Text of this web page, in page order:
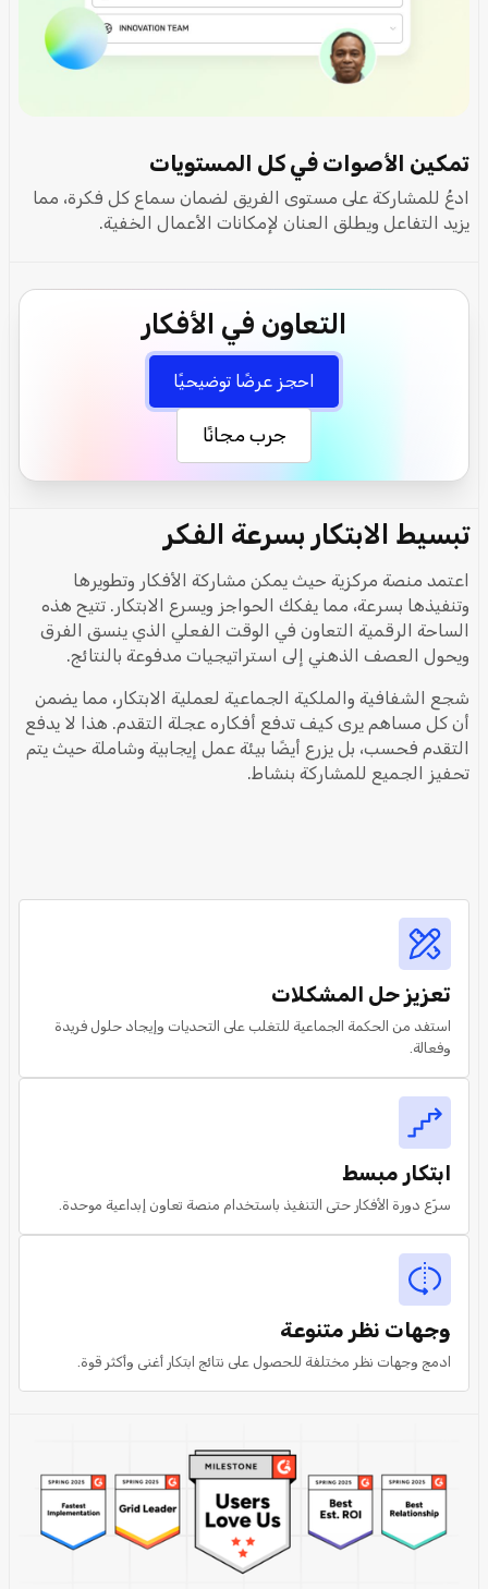
تمكين الأصوات في كل المستويات
ادعُ للمشاركة على مستوى الفريق لضمان سماع كل فكرة، مما
يزيد التفاعل ويطلق العنان لإمكانات الأعمال الخفية.
التعاون في الأفكار
احجز عرضًا توضيحيًا
جرب مجانًا
تبسيط الابتكار بسرعة الفكر
اعتمد منصة مركزية حيث يمكن مشاركة الأفكار وتطويرها
وتنفيذها بسرعة، مما يفكك الحواجز ويسرع الابتكار. تتيح هذه
الساحة الرقمية التعاون في الوقت الفعلي الذي ينسق الفرق
ويحول العصف الذهني إلى استراتيجيات مدفوعة بالنتائج.
شجع الشفافية والملكية الجماعية لعملية الابتكار، مما يضمن
أن كل مساهم يرى كيف تدفع أفكاره عجلة التقدم. هذا لا يدفع
التقدم فحسب، بل يزرع أيضًا بيئة عمل إيجابية وشاملة حيث يتم
تحفيز الجميع للمشاركة بنشاط.
تعزيز حل المشكلات
استفد من الحكمة الجماعية للتغلب على التحديات وإيجاد حلول فريدة
وفعالة.
ابتكار مبسط
سرّع دورة الأفكار حتى التنفيذ باستخدام منصة تعاون إبداعية موحدة.
وجهات نظر متنوعة
ادمج وجهات نظر مختلفة للحصول على نتائج ابتكار أغنى وأكثر قوة.